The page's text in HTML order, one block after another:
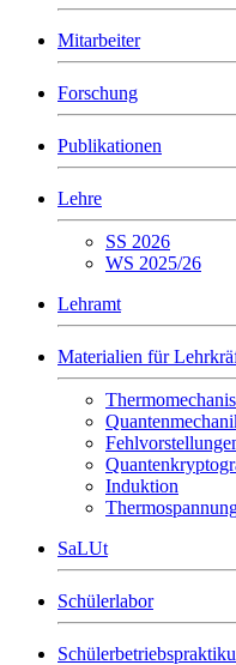
Mitarbeiter
Forschung
Publikationen
Lehre
SS 2026
WS 2025/26
Lehramt
Materialien für
Induktion
SaLUt
Schülerlabor